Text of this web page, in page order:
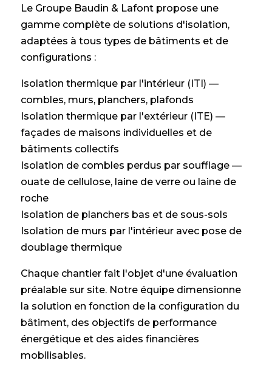
Le Groupe Baudin & Lafont propose une
gamme complète de solutions d'isolation,
adaptées à tous types de bâtiments et de
configurations :
Isolation thermique par l'intérieur (ITI) —
combles, murs, planchers, plafonds
Isolation thermique par l'extérieur (ITE) —
façades de maisons individuelles et de
bâtiments collectifs
Isolation de combles perdus par soufflage —
ouate de cellulose, laine de verre ou laine de
roche
Isolation de planchers bas et de sous-sols
Isolation de murs par l'intérieur avec pose de
doublage thermique
Chaque chantier fait l'objet d'une évaluation
préalable sur site. Notre équipe dimensionne
la solution en fonction de la configuration du
bâtiment, des objectifs de performance
énergétique et des aides financières
mobilisables.